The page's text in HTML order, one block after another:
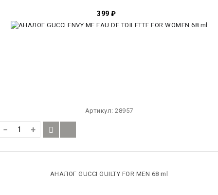
399 ₽
Артикул: 28957
− +
АНАЛОГ GUCCI GUILTY FOR MEN 68 ml